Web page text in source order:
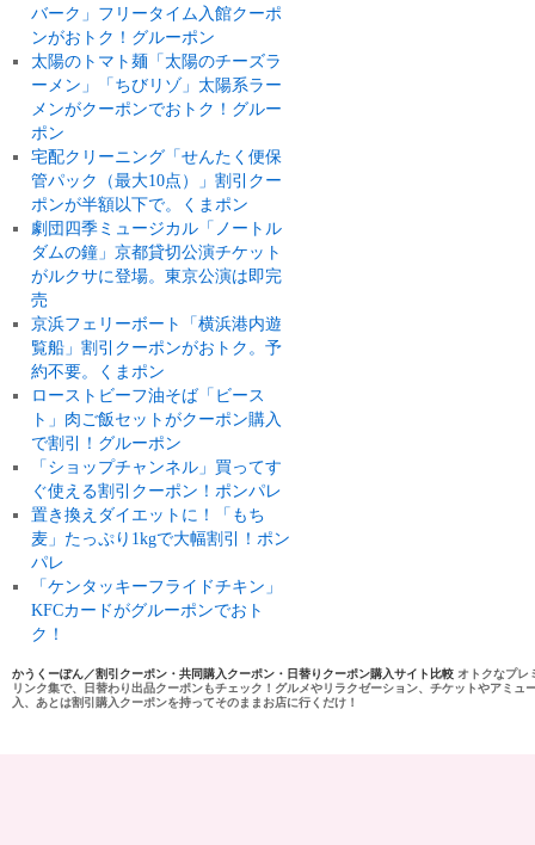
バーク」フリータイム入館クーポ
ンがおトク！グルーポン
太陽のトマト麺「太陽のチーズラ
ーメン」「ちびリゾ」太陽系ラー
メンがクーポンでおトク！グルー
ポン
宅配クリーニング「せんたく便保
管パック（最大10点）」割引クー
ポンが半額以下で。くまポン
劇団四季ミュージカル「ノートル
ダムの鐘」京都貸切公演チケット
がルクサに登場。東京公演は即完
売
京浜フェリーボート「横浜港内遊
覧船」割引クーポンがおトク。予
約不要。くまポン
ローストビーフ油そば「ビース
ト」肉ご飯セットがクーポン購入
で割引！グルーポン
「ショップチャンネル」買ってす
ぐ使える割引クーポン！ポンパレ
置き換えダイエットに！「もち
麦」たっぷり1kgで大幅割引！ポン
パレ
「ケンタッキーフライドチキン」
KFCカードがグルーポンでおト
ク！
かうくーぽん／割引クーポン・共同購入クーポン・日替りクーポン購入サイト比較 オトクなプレ
リンク集で、日替わり出品クーポンもチェック！グルメやリラクゼーション、チケットやアミ
入、あとは割引購入クーポンを持ってそのままお店に行くだけ！